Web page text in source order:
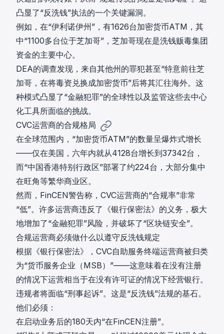
凸显了“反洗钱”执法的一个关键漏洞。
例如，在“伊利诺伊州”，有1626台加密货币ATM，其
中“1100多台位于芝加哥”，芝加哥现在是洗钱贩毒集团
资金的主要中心。
DEA的调查发现，来自其他州的罪犯甚至“特意前往芝
加哥，在将毒资兑换成加密货币”后将其汇往海外。这
种模式凸显了“金融犯罪”的全球性以及监管这些去中心
化工具所面临的挑战。
CVC运营商的合规格局
在全球范围内，“加密货币ATM”的数量呈爆炸式增长
——仅在美国，六年内就从4128台增长到37342台，
而“中国香港特别行政区”部署了约224台，大部分集中
在旺角等繁华商业区。
然而，FinCEN警告称，CVC运营商的“合规率”非常
“低”。许多运营商违反了《银行保密法》的义务，极大
地增加了“金融犯罪”风险，并破坏了“区块链安全”。
合规运营商必须做什么以遵守反洗钱规定
根据《银行保密法》，CVC自助服务终端运营商被归类
为“货币服务企业（MSB）”——这意味着在没有注册
的情况下运营相当于在没有许可证的情况下经营银行。
违规者将面临“刑事起诉”。这是“反洗钱”法规的基石。
他们必须：
在启动业务后的180天内“在FinCEN注册”。